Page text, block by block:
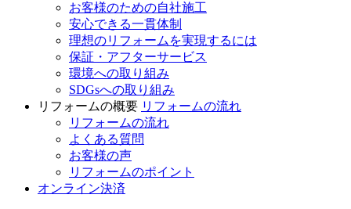
お客様のための自社施工
安心できる一貫体制
理想のリフォームを実現するには
保証・アフターサービス
環境への取り組み
SDGsへの取り組み
リフォームの概要 リフォームの流れ
リフォームの流れ
よくある質問
お客様の声
リフォームのポイント
オンライン決済